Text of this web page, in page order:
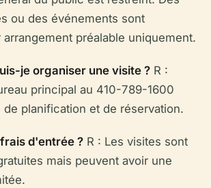
ou des événements sont
préalable uniquement.
je organiser une visite ? R :
principal au 410-789-1600
de planification et de réservation.
d'entrée ? R : Les visites sont
mais peuvent avoir une